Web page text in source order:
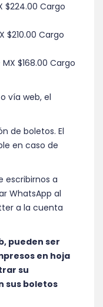
$224.00 Cargo
$210.00 Cargo
$168.00 Cargo
vía web, el
de boletos. El
en caso de
escribirnos a
WhatsApp al
a la cuenta
pueden ser
en hoja
su
sus boletos